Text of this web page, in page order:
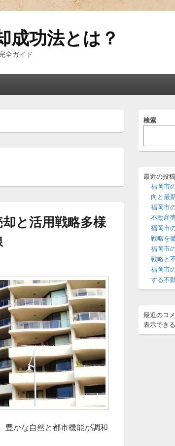
成功法とは？
全ガイド
と活用戦略多様
豊かな自然と都市機能が調和
む土地売却と活用戦略多様化する不動産市場
イ
イ
ー
検索
最近の投稿
福岡市
向と最
福岡市
不動産
福岡市
戦略を
福岡市
戦略と
福岡市
する不
最近のコ
表示でき